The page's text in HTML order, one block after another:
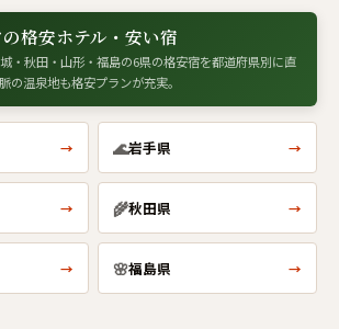
格安ホテル・安い宿
・秋田・山形・福島の6県の格安宿を都道府県別に直
の温泉地も格安プランが充実。
→ 🌊岩手県 →
→ 🌾秋田県 →
→ 🌸福島県 →